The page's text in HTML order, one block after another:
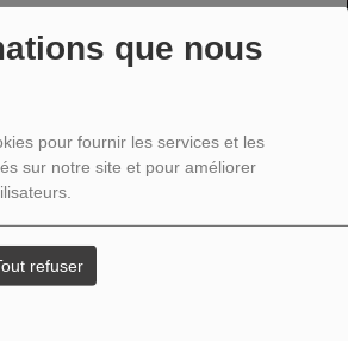
que nous
pour fournir les services et les
sur notre site et pour améliorer
refuser